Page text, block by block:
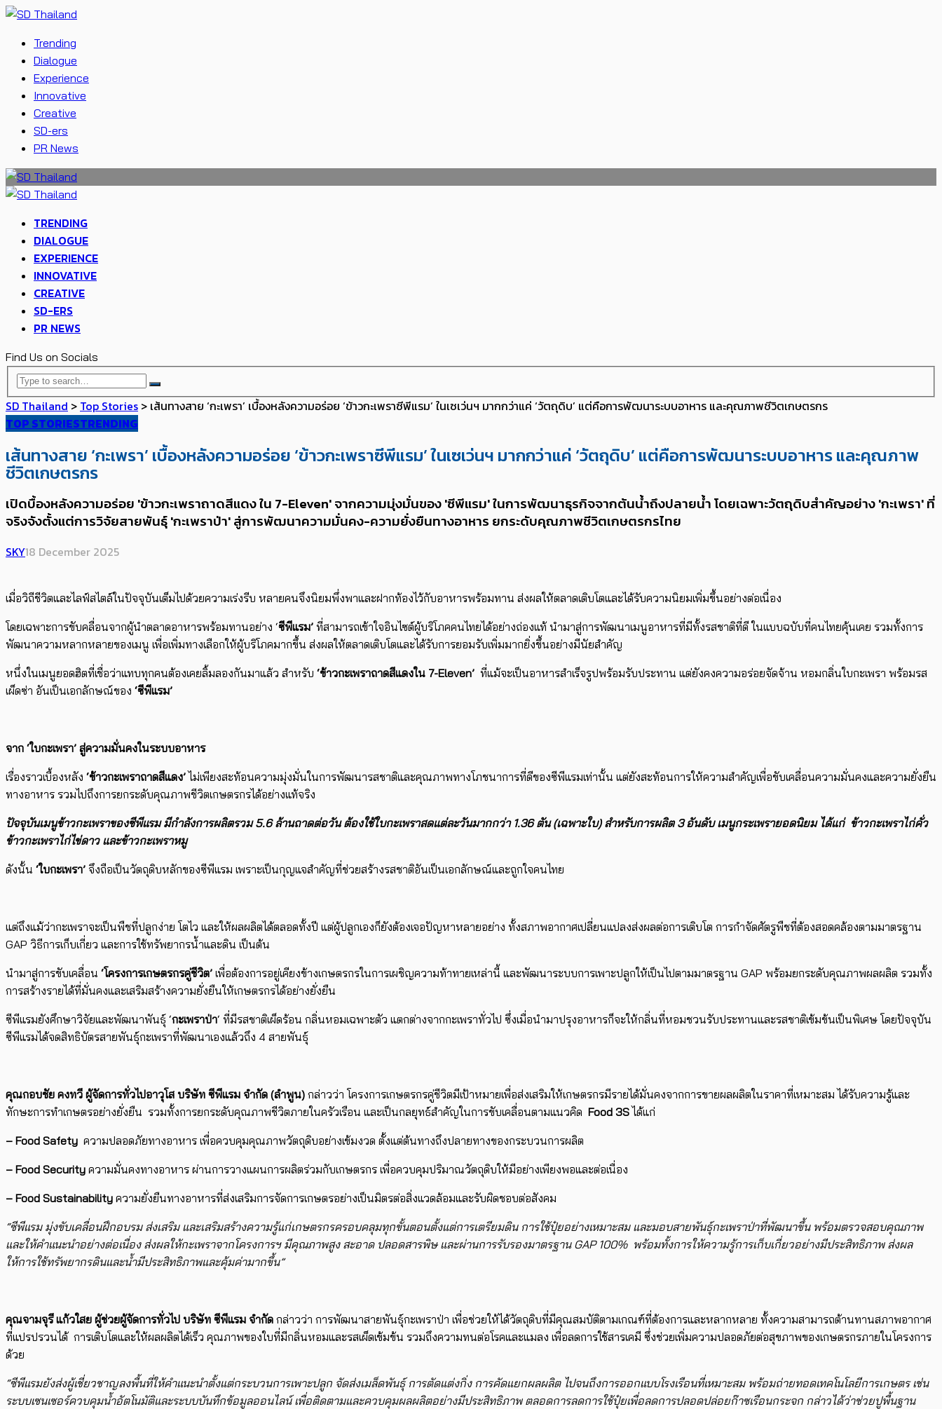
Trending
Dialogue
Experience
Innovative
Creative
SD-ers
PR News
TRENDING
DIALOGUE
EXPERIENCE
INNOVATIVE
CREATIVE
SD-ERS
PR NEWS
Find Us on Socials
SD Thailand > Top Stories > เส้นทางสาย ‘กะเพรา’ เบื้องหลังความอร่อย ‘ข้าวกะเพราซีพีแรม’ ในเซเว่นฯ มากกว่าแค่ ‘วัตถุดิบ’ แต่คือการพัฒนาระบบอาหาร และคุณภาพชีวิตเกษตรกร
TOP STORIESTRENDING
เส้นทางสาย ‘กะเพรา’ เบื้องหลังความอร่อย ‘ข้าวกะเพราซีพีแรม’ ในเซเว่นฯ มากกว่าแค่ ‘วัตถุดิบ’ แต่คือการพัฒนาระบบอาหาร และคุณภาพ
ชีวิตเกษตรกร
เปิดบื้องหลังความอร่อย 'ข้าวกะเพราถาดสีแดง​ ใน 7-Eleven' ​จากความมุ่งมั่นของ 'ซีพีแรม' ​​ในการพัฒนาธุรกิจจากต้นน้ำถึงปลายน้ำ โดยเฉพาะวัต​​ถุดิบ​สำคัญอย่าง 'กะเพรา' ​ที่
จริงจังตั้งแต่​การวิจัยสายพันธุ์ 'กะเพราป่า' สู่การพัฒนาความมั่นคง-ความยั่งยืนทางอาหาร ยกระดับคุณภาพชีวิตเกษตรกรไทย
SKY18 December 2025
เมื่อวิถีชีวิตและไลฟ์สไตล์ในปัจจุบันเต็มไปด้วยความเร่งรีบ หลายคนจึงนิยม​พึ่งพาและฝากท้องไว้กับอาหารพร้อมทาน ส่งผลให้ตลาดเติบโตและได้รับความนิยม​เพิ่ม​ขึ้นอย่างต่อเนื่อง
โดยเฉพาะการขับคลื่อนจากผู้นำตลาดอาหารพร้อมทานอย่าง ‘ซีพีแรม’ ที่สามารถเข้าใจอินไซต์ผู้บริโภคคนไทยได้อย่างถ่องแท้ นำมาสู่การพัฒนาเมนูอาหารที่มีทั้งรสชาติที่ดี ในแบบฉบับที่คนไทยคุ้นเคย รวมทั้งการ
พัฒนาความหลากหลายของเมนู เพื่อเพิ่มทางเลือกให้ผู้บริโภคมากขึ้น ส่งผลให้ตลาดเติบโตและได้รับการยอมรับเพิ่มมากยิ่งขึ้นอย่างมีนัยสำคัญ
​หนึ่งในเมนูยอดฮิต​ที่เชื่อว่าแทบทุกคนต้องเคยลิ้มลองกันมาแล้ว สำหรั​บ ‘ข้าวกะเพราถาดสีแดงใน 7-Eleven’​ ที่​แม้จะเป็นอาหารสำเร็จรูปพร้อมรับประทาน แต่ยังคงความ​​อร่อยจัดจ้าน หอมกลิ่นใบกะเพรา พร้อมรส
เผ็ดซ่า ​​อันเป็นเอกลักษณ์ของ ‘ซีพีแรม’
จาก ‘ใบกะเพรา’ สู่ความมั่นคงใน​ระบบอาหาร
เรื่องราวเบื้องหลัง ‘ข้าวกะเพราถาดสีแดง’​ไม่เพียงสะท้อน​ความมุ่งมั่นในการพัฒนารสชาติและคุณภาพทางโภชนาการที่ดีของซีพีแรมเท่านั้น แต่ยังสะท้อนการให้ความสำคัญเพื่อขับเคลื่อนความมั่นคงและความยั่งยืน
ทางอาหาร รวมไปถึง​การยกระดับคุณภาพชีวิต​เกษตรกรได้อย่าง​​แท้จริง
ปัจจุบันเมนูข้าวกะเพราของซีพีแรม มีกำลังการผลิตรวม 5.6 ล้านถาดต่อวัน ​ต้องใช้ใบกะเพราสดแต่ละวันมากกว่า 1.36 ตัน (เฉพาะใบ) สำหรับการผลิต 3 อันดับ เมนูกระเพรายอดนิยม ​ได้แก่ ข้าวกะเพราไก่คั่ว
ข้าวกะเพราไก่ไข่ดาว และข้าวกะเพราหมู
ดังนั้น ‘ใบกะเพรา’ จึงถือเป็นวัตถุดิบหลัก​ของซีพีแรม เพราะเป็น​กุญแจสำคัญ​ที่ช่วยสร้าง​รสชาติอันเป็นเอกลักษณ์และถูกใจคนไทย
แต่​ถึงแม้ว่า​​กะเพราจะเป็นพืชที่ปลูกง่าย โตไว และให้ผลผลิตได้ตลอดทั้งปี แต่ผู้ปลูกเองก็ยังต้องเจอ​ปัญหาหลายอย่าง ​ทั้งสภาพอากาศเปลี่ยนแปลง​ส่งผลต่อการเติบโต การกำจัดศัตรูพืชที่ต้อง​สอดคล้องตามมาตรฐาน
GAP วิธีการเก็บเกี่ยว และการใช้ทรัพยากรน้ำและดิน เป็นต้น
นำมาสู่การขับเคลื่อน ‘โครงการเกษตรกรคู่ชีวิต’ เพื่อ​ต้องการอยู่เคียงข้างเกษตรกรในการเผชิญความท้าทายเหล่านี้ และพัฒนาระบบการเพาะปลูกให้เป็นไปตามมาตรฐาน GAP พร้อมยกระดับคุณภาพผลผลิต รวมทั้ง
การสร้างรายได้ที่มั่นคงและเสริมสร้างความยั่งยืนให้​เกษตรกรได้อย่างยั่งยืน
ซีพีแรมยังศึกษาวิจัยและพัฒนาพันธุ์ ‘กะเพราป่า‘ ที่มีรสชาติเผ็ดร้อน กลิ่นหอมเฉพาะตัว แตกต่างจากกะเพราทั่วไป ซึ่งเมื่อนำมาปรุงอาหารก็จะให้กลิ่นที่หอมชวนรับประทานและรสชาติเข้มข้นเป็นพิเศษ โดย​​​ปัจจุบัน
ซีพีแรมได้จดสิทธิบัตรสายพันธุ์กะเพราที่พัฒนาเองแล้วถึง 4 สายพันธุ์
คุณกอบชัย คงทวี ผู้จัดการทั่วไปอาวุโส บริษัท ซีพีแรม จำกัด (ลำพูน) กล่าวว่า ​โครงการเกษตรกรคู่ชีวิต​​​มีเป้าหมายเพื่อส่งเสริมให้เกษตรกรมีรายได้มั่นคงจากการขายผลผลิตในราคาที่เหมาะสม ได้รับความรู้และ
ทักษะการทำเกษตรอย่างยั่งยืน รวมทั้งการยกระดับคุณภาพชีวิตภายในครัวเรือน และเป็​​นกลยุทธ์สำคัญ​ในการขับเคลื่อนตาม​​แนวคิด Food 3S​ ได้แก่
– Food Safety ความปลอดภัยทางอาหาร ​เพื่อควบคุมคุณภาพวัตถุดิบอย่างเข้มงวด ตั้งแต่ต้นทางถึงปลายทางของกระบวนการผลิต
– Food Security ความมั่นคงทางอาหาร ผ่าน​การวางแผนการผลิตร่วมกับเกษตรกร เพื่อควบคุมปริมาณ​วัตถุดิบให้มีอย่างเพียงพอและต่อเนื่อง
– Food Sustainability ความยั่งยืนทางอาหารที่ส่งเสริมการจัดการเกษตรอย่างเป็นมิตรต่อสิ่งแวดล้อมและรับผิดชอบต่อสังคม ​
“ซีพีแรม มุ่งขับเคลื่อนฝึกอบรม ส่งเสริม และเสริมสร้างความรู้แก่เกษตรกรครอบคลุมทุกขั้นตอนตั้งแต่การเตรียมดิน การใช้ปุ๋ยอย่างเหมาะสม และมอบสายพันธุ์กะเพราป่าที่พัฒนาขึ้น พร้อมตรวจสอบคุณภาพ
และให้คำแนะนำอย่างต่อเนื่อง ส่งผลให้กะเพราจากโครงการฯ มีคุณภาพสูง สะอาด ปลอดสารพิษ และผ่านการรับรองมาตรฐาน GAP 100% ​ พร้อมทั้งการให้ความรู้การเก็บเกี่ยวอย่างมีประสิทธิภาพ ส่งผล
ให้การใช้ทรัพยากรดินและน้ำมีประสิทธิภาพและคุ้มค่ามากขึ้น”
คุณจามจุรี แก้วใสย ผู้ช่วยผู้จัดการทั่วไป บริษัท ซีพีแรม จำกัด กล่าวว่า ​​​​การพัฒนาสายพันธุ์กะเพราป่า​​ เพื่อช่วยให้ได้วัตถุดิบที่มีคุณสมบัติ​ตามเกณฑ์ที่ต้องการและหลากหลาย ทั้งความสามารถต้านทานสภาพอากาศ
ที่แปรปรวนได้ ​​ การเติบโต​​และให้ผลผลิตได้เร็ว คุณภาพของใบที่มีกลิ่นหอมและรสเผ็ดเข้มข้น รวมถึงความทนต่อโรคและแมลง เพื่อลดการใช้สารเคมี ซึ่งช่วยเพิ่มความปลอดภัยต่อสุขภาพของเกษตรกรภายในโครงการ
ด้วย
“ซีพีแรมยังส่งผู้เชี่ยวชาญลงพื้นที่ให้คำแนะนำตั้งแต่กระบวนการเพาะปลูก จัดส่งเมล็ดพันธุ์ การตัดแต่งกิ่ง การคัดแยกผลผลิต ไปจนถึงการออกแบบโรงเรือนที่เหมาะสม พร้อมถ่ายทอดเทคโนโลยีการเกษตร เช่น
ระบบเซนเซอร์ควบคุมน้ำอัตโนมัติและระบบบันทึกข้อมูลออนไลน์ เพื่อติดตามและควบคุมผลผลิตอย่างมีประสิทธิภาพ ตลอดการลดการใช้ปุ๋ยเพื่อลดการปลอดปล่อยก๊าซเรือนกระจก กล่าวได้ว่าช่วยปูพื้นฐาน